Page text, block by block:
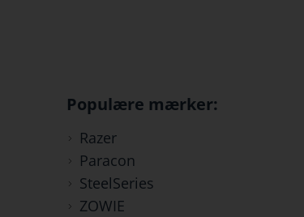
Populære mærker:
Razer
Paracon
SteelSeries
ZOWIE